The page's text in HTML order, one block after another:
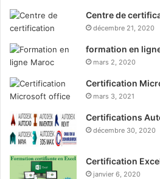
Centre de
décembre 21, 2020
formation en
mars 2, 2020
Certification
mars 3, 2021
Certifications
décembre 30, 2020
Certification
janvier 6, 2020